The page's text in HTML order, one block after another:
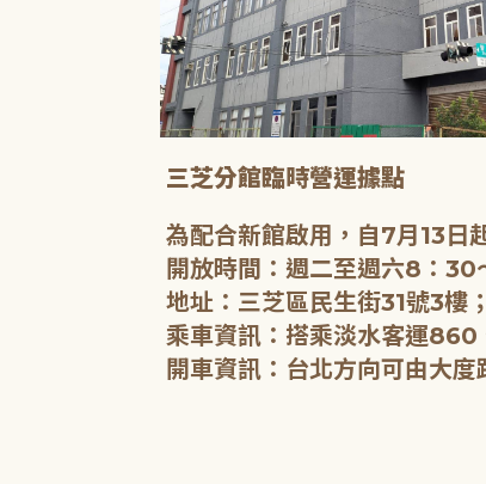
三芝分館臨時營運據點
為配合新館啟用，自7月13日
開放時間：週二至週六8：
地址：三芝區民生街31號3
乘車資訊：搭乘淡水客運
開車資訊：台北方向可由大